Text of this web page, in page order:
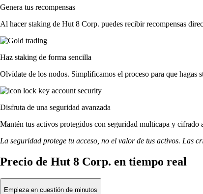
Genera tus recompensas
Al hacer staking de Hut 8 Corp. puedes recibir recompensas
Haz staking de forma sencilla
Olvídate de los nodos. Simplificamos el proceso para que hagas
Disfruta de una seguridad avanzada
Mantén tus activos protegidos con seguridad multicapa y cifrado
La seguridad protege tu acceso, no el valor de tus activos. Las
Precio de Hut 8 Corp. en tiempo real
Empieza en cuestión de minutos